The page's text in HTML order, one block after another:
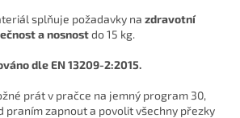
splňuje požadavky na zdravotní
a nosnostdo 15 kg.
dle EN 13209-2:2015.
prát v pračce na jemný program 30,
praním zapnout a povolit všechny přezky